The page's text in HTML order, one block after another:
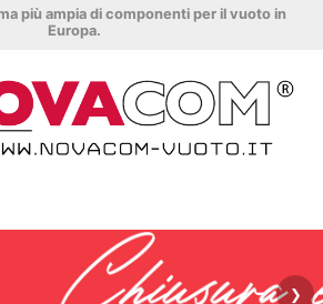
più ampia di componenti per il vuoto in
Europa.
❯